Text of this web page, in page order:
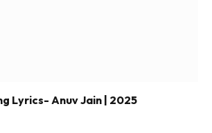
Lyrics- Anuv Jain | 2025